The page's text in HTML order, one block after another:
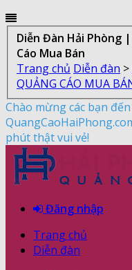
Diễn Đàn Hải Phòng
Cáo Mua Bán
Trang chủ Diễn đàn >
QUẢNG CÁO MUA
Chào mừng các bạn
phút thật vui vẻ!
Đăng nhập
Trang chủ
Diễn đàn